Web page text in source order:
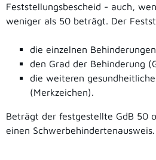
Feststellungsbescheid - auch,
weniger als 50 beträgt. Der
die einzelnen
den Grad der Behinderung
die weiteren
(Merkzeichen).
Beträgt der festgestellte GdB 50
einen Schwerbehindertenausweis.